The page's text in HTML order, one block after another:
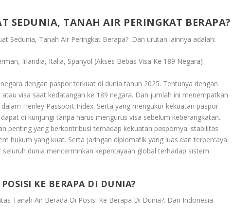
SEDUNIA, TANAH AIR PERINGKAT BERAPA?
Sedunia, Tanah Air Peringkat Berapa?. Dan urutan lainnya adalah:
Irlandia, Italia, Spanyol (Akses Bebas Visa Ke 189 Negara)
dengan paspor terkuat di dunia tahun 2025. Tentunya dengan
visa saat kedatangan ke 189 negara. Dan jumlah ini menempatkan
Henley Passport Index. Serta yang mengukur kekuatan paspor
di kunjungi tanpa harus mengurus visa sebelum keberangkatan.
penting yang berkontribusi terhadap kekuatan paspornya: stabilitas
hukum yang kuat. Serta jaringan diplomatik yang luas dan terpercaya.
dunia mencerminkan kepercayaan global terhadap sistem
KE BERAPA DI DUNIA?
Tanah Air Berada Di Posisi Ke Berapa Di Dunia?. Dan Indonesia